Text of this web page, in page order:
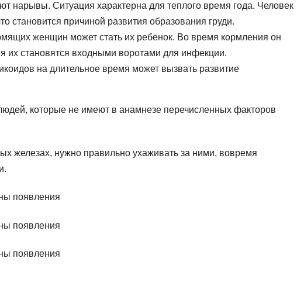
нарывы. Ситуация характерна для теплого время года. Человек
становится причиной развития образования груди.
женщин может стать их ребенок. Во время кормления он
их становятся входными воротами для инфекции.
на длительное время может вызвать развитие
которые не имеют в анамнезе перечисленных факторов
железах, нужно правильно ухаживать за ними, вовремя